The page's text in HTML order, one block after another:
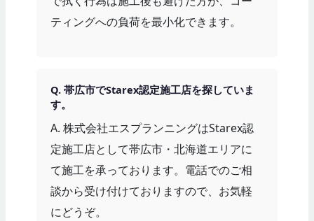
ティングへの負荷を最小化できます。
Q. 帯広市でStarex認定施工店を探していま
す。
A. 株式会社エスプランニングはStarex認
定施工店として帯広市・北海道エリアに
て施工を承っております。電話でのご相
談から受け付けておりますので、お気軽
にどうぞ。